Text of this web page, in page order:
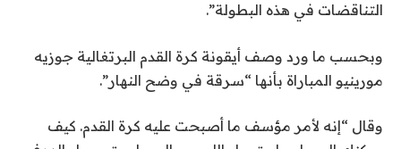
التناقضات في هذه البطولة”.
وبحسب ما ورد وصف أيقونة كرة القدم البرتغالية جوزيه
مورينيو المباراة بأنها “سرقة في وضح النهار”.
وقال “إنه لأمر مؤسف ما أصبحت عليه كرة القدم. كيف